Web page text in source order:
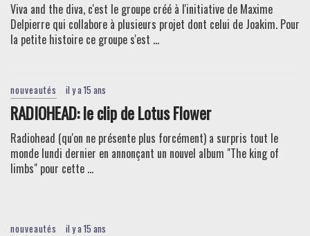
Viva and the diva, c'est le groupe créé à l'initiative de Maxime
Delpierre qui collabore à plusieurs projet dont celui de Joakim. Pour
la petite histoire ce groupe s'est ...
nouveautés il y a 15 ans
RADIOHEAD: le clip de Lotus Flower
Radiohead (qu'on ne présente plus forcément) a surpris tout le
monde lundi dernier en annonçant un nouvel album "The king of
limbs" pour cette ...
nouveautés il y a 15 ans